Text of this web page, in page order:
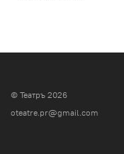
© Театръ 2026
oteatre.pr@gmail.com